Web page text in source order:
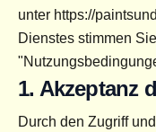
unter https://
Dienstes stimmen
1. Akzeptanz
Durch den Zugriff